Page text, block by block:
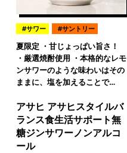
サワー サントリー
夏限定 ・甘じょっぱい旨さ！
・厳選焼酎使用 ・本格的なレモ
ンサワーのような味わいはその
ままに、塩を加えることで…
アサヒ アサヒスタイルバ
ランス食生活サポート無
糖ジンサワーノンアルコ
ール